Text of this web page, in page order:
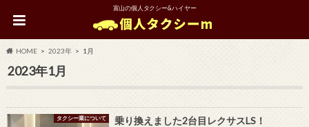
富山の個人タクシー&ハイヤー
HOME 2023年 1月
2023年1月
タクシー業について 乗り換えました2台目レクサスLS！